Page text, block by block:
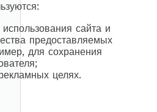
сайта и
предоставляемых
для сохранения
целях.